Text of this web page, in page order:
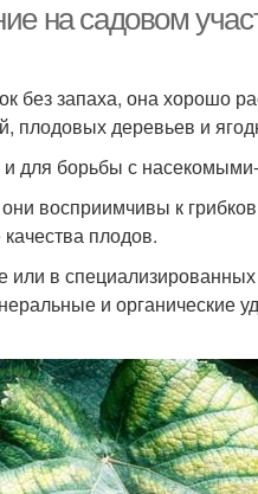
на садовом
без запаха, она хорошо
плодовых деревьев и
для борьбы с
восприимчивы к
плодов.
или в
и органические